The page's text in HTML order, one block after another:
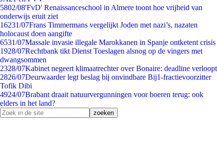
5802/08'FvD' Renaissanceschool in Almere toont hoe vrijheid van
onderwijs eruit ziet
16231/07Frans Timmermans vergelijkt Joden met nazi’s, nazaten
holocaust doen aangifte
6531/07Massale invasie illegale Marokkanen in Spanje ontketent crisis
1928/07Rechtbank tikt Dienst Toeslagen alsnog op de vingers met
dwangsommen
2328/07Kabinet negeert klimaatrechter over Bonaire: deadline verloopt
2826/07Deurwaarder legt beslag bij onvindbare Bij1-fractievoorzitter
Tofik Dibi
4924/07Brabant draait natuurvergunningen voor boeren terug: ook
elders in het land?